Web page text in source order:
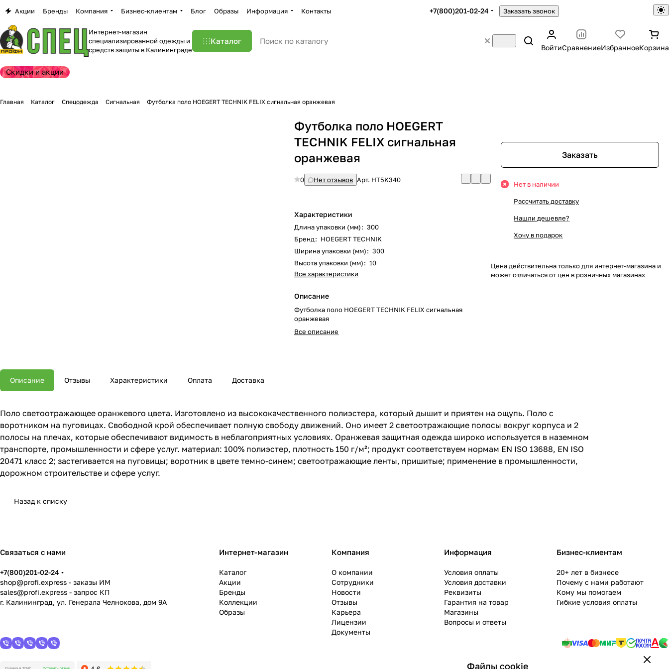
Акции Бренды Компания Бизнес-клиентам Блог Образы Информация Контакты +7(800)201-02-24 Заказать звонок
Интернет-магазин
специализированной одежды и
средств защиты в Калининграде
Каталог
ВойтиСравнениеИзбранноеКорзина
Скидки и акции
Главная Каталог Спецодежда Сигнальная Футболка поло HOEGERT TECHNIK FELIX сигнальная оранжевая
Футболка поло HOEGERT
TECHNIK FELIX сигнальная
оранжевая
0 Нет отзывов Арт. HT5K340
Характеристики
Длина упаковки (мм): 300
Бренд: HOEGERT TECHNIK
Ширина упаковки (мм): 300
Высота упаковки (мм): 10
Все характеристики
Описание
Футболка поло HOEGERT TECHNIK FELIX сигнальная
оранжевая
Все описание
Заказать
Нет в наличии
Рассчитать доставку
Нашли дешевле?
Хочу в подарок
Цена действительна только для интернет-магазина и
может отличаться от цен в розничных магазинах
Описание Отзывы Характеристики Оплата Доставка
Поло светоотражающее оранжевого цвета. Изготовлено из высококачественного полиэстера, который дышит и приятен на ощупь. Поло с
воротником на пуговицах. Свободной крой обеспечивает полную свободу движений. Оно имеет 2 светоотражающие полосы вокруг корпуса и 2
полосы на плечах, которые обеспечивают видимость в неблагоприятных условиях. Оранжевая защитная одежда широко используется в наземном
транспорте, промышленности и сфере услуг. материал: 100% полиэстер, плотность 150 г/м²; продукт соответствуем нормам EN ISO 13688, EN ISO
20471 класс 2; застегивается на пуговицы; воротник в цвете темно-синем; светоотражающие ленты, пришитые; применение в промышленности,
дорожном строительстве и сфере услуг.
Назад к списку
Связаться с нами
+7(800)201-02-24
shop@profi.express - заказы ИМ
sales@profi.express - запрос КП
г. Калининград, ул. Генерала Челнокова, дом 9A
Интернет-магазин
Каталог
Акции
Бренды
Коллекции
Образы
Компания
О компании
Сотрудники
Новости
Отзывы
Карьера
Лицензии
Документы
Информация
Условия оплаты
Условия доставки
Реквизиты
Гарантия на товар
Магазины
Вопросы и ответы
Бизнес-клиентам
20+ лет в бизнесе
Почему с нами работают
Кому мы помогаем
Гибкие условия оплаты
Файлы cookie